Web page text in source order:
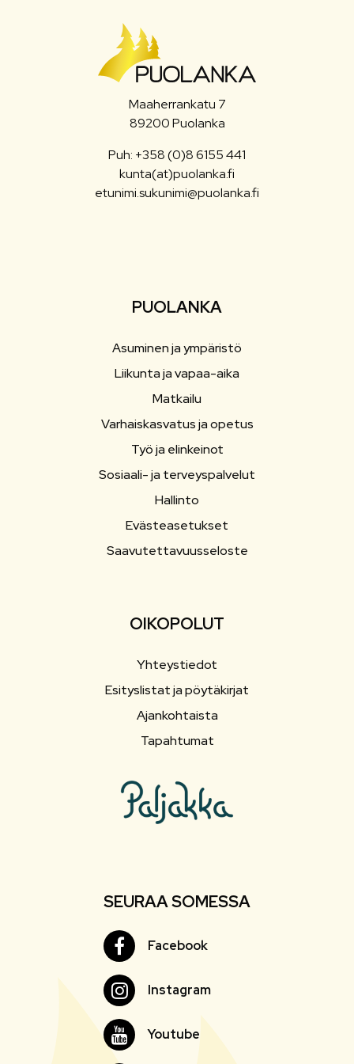
Maaherrankatu 7
89200 Puolanka
Puh: +358 (0)8 6155 441
kunta(at)puolanka.fi
etunimi.sukunimi@puolanka.fi
PUOLANKA
Asuminen ja ympäristö
Liikunta ja vapaa-aika
Matkailu
Varhaiskasvatus ja opetus
Työ ja elinkeinot
Sosiaali- ja terveyspalvelut
Hallinto
Evästeasetukset
Saavutettavuusseloste
OIKOPOLUT
Yhteystiedot
Esityslistat ja pöytäkirjat
Ajankohtaista
Tapahtumat
SEURAA SOMESSA
FacebookFacebook
InstagramInstagram
YoutubeYoutube